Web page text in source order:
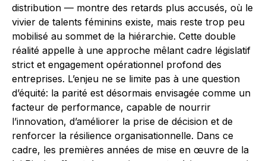
distribution — montre des retards plus accusés, où le
vivier de talents féminins existe, mais reste trop peu
mobilisé au sommet de la hiérarchie. Cette double
réalité appelle à une approche mêlant cadre législatif
strict et engagement opérationnel profond des
entreprises. L’enjeu ne se limite pas à une question
d’équité: la parité est désormais envisagée comme un
facteur de performance, capable de nourrir
l’innovation, d’améliorer la prise de décision et de
renforcer la résilience organisationnelle. Dans ce
cadre, les premières années de mise en œuvre de la